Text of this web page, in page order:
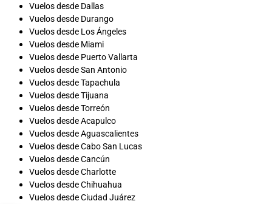
Vuelos desde Dallas
Vuelos desde Durango
Vuelos desde Los Ángeles
Vuelos desde Miami
Vuelos desde Puerto Vallarta
Vuelos desde San Antonio
Vuelos desde Tapachula
Vuelos desde Tijuana
Vuelos desde Torreón
Vuelos desde Acapulco
Vuelos desde Aguascalientes
Vuelos desde Cabo San Lucas
Vuelos desde Cancún
Vuelos desde Charlotte
Vuelos desde Chihuahua
Vuelos desde Ciudad Juárez